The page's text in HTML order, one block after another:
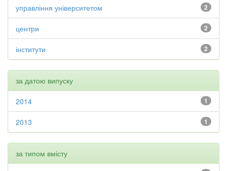
2
управління університетом
2
центри
2
інститути
за датою випуску
1
2014
1
2013
за типом вмісту